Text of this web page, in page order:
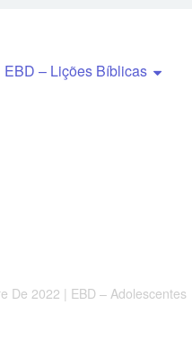
EBD – Lições Bíblicas
De 2022 | EBD – Adolescentes